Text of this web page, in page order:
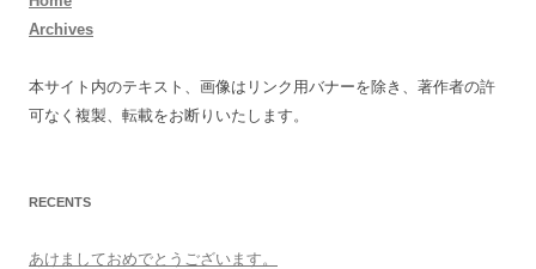
Archives
本サイト内のテキスト、画像はリンク用バナーを除き、著作者の許
可なく複製、転載をお断りいたします。
RECENTS
あけましておめでとうございます。